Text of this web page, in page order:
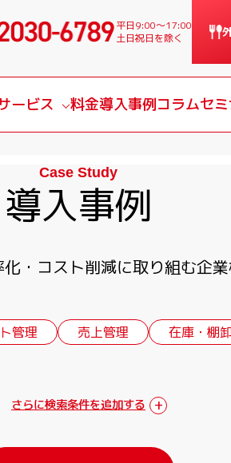
平日9:00〜17:00
土日祝日を除く
ービス
課題別サービス
導入の流れ
料金導入事例コラムセ
Case Study
導入事例
・コスト削減に取り組む企業
管理 売上管理 在庫・棚
さらに検索条件を追加する